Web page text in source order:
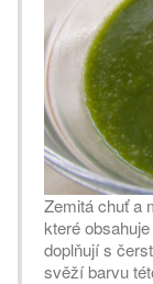
Zemitá chuť a
které
doplňují s
svěží barvu